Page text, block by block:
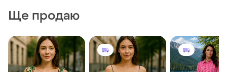
Ще продаю